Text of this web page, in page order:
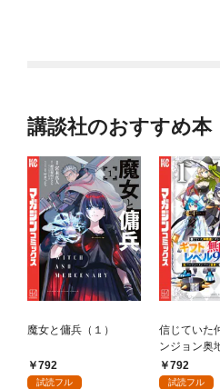
講談社のおすすめ本
魔女と傭兵（１）
792
試読フル
信じていた
ンジョン奥
かけたがギ
ガチャ』で
792
試読フル